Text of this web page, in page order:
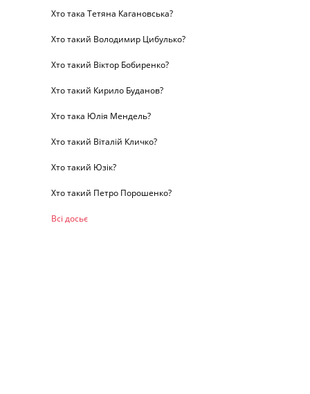
Хто така Тетяна Кагановська?
Хто такий Володимир Цибулько?
Хто такий Віктор Бобиренко?
Хто такий Кирило Буданов?
Хто така Юлія Мендель?
Хто такий Віталій Кличко?
Хто такий Юзік?
Хто такий Петро Порошенко?
Всі досьє